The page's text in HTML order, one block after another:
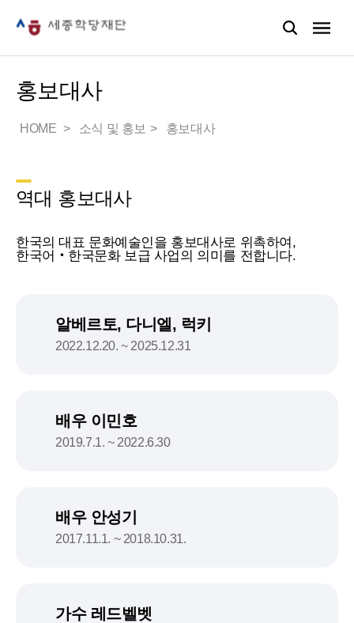
홍보대사
HOME 소식 및 홍보 홍보대사
역대 홍보대사
한국의 대표 문화예술인을 홍보대사로 위촉하여,
한국어‧한국문화 보급 사업의 의미를 전합니다.
알베르토, 다니엘, 럭키
2022.12.20. ~ 2025.12.31
배우 이민호
2019.7.1. ~ 2022.6.30
배우 안성기
2017.11.1. ~ 2018.10.31.
가수 레드벨벳